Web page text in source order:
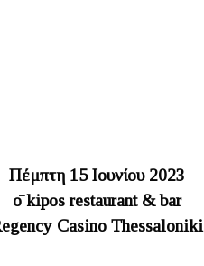
Πέμπτη 15 Ιουνίου 2023
ō kipos restaurant & bar
Casino Thessaloniki